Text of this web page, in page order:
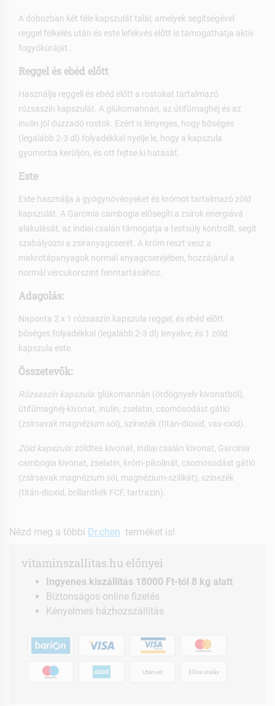
A dobozban két féle kapszulát talál, amelyek segítségével
reggel felkelés után és este lefekvés előtt is támogathatja aktív
fogyókúráját.
Reggel és ebéd előtt
Használja reggeli és ebéd előtt a rostokat tartalmazó
rózsaszín kapszulát. A glükomannán, az útifűmaghéj és az
inulin jól duzzadó rostok. Ezért is lényeges, hogy bőséges
(legalább 2-3 dl) folyadékkal nyelje le, hogy a kapszula
gyomorba kerüljön, és ott fejtse ki hatását.
Este
Este használja a gyógynövényeket és krómot tartalmazó zöld
kapszulát. A Garcinia cambogia elősegíti a zsírok energiává
alakulását, az indiai csalán támogatja a testsúly kontrollt, segít
szabályozni a zsíranyagcserét. A króm részt vesz a
makrotápanyagok normál anyagcseréjében, hozzájárul a
normál vércukorszint fenntartásához.
Adagolás:
Naponta 2 x 1 rózsaszín kapszula reggel, és ebéd előtt
bőséges folyadékkal (legalább 2-3 dl) lenyelve; és 1 zöld
kapszula este.
Összetevők:
Rózsaszín kapszula:glükomannán (ördögnyelv kivonatból),
útifűmaghéj-kivonat, inulin, zselatin, csomósodást gátló
(zsírsavak magnézium sói), színezék (titán-dioxid, vas-oxid).
Zöld kapszula:zöldtea kivonat, indiai csalán kivonat, Garcinia
cambogia kivonat, zselatin, króm-pikolinát, csomósodást gátló
(zsírsavak magnézium sói, magnézium-szilikát), színezék
(titán-dioxid, brillantkék FCF, tartrazin).
Nézd meg a többi Dr.chen terméket is!
vitaminszallitas.hu előnyei
Ingyenes kiszállítás 18000 Ft-tól 8 kg alatt
Biztonságos online fizetés
Kényelmes házhozszállítás
Utánvét Előre utalás